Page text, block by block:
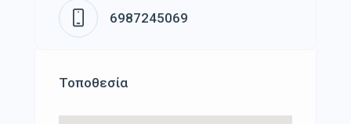
6987245069
Τοποθεσία